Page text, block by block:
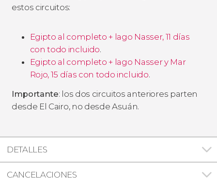
estos circuitos:
Egipto al completo + lago Nasser, 11 días
con todo incluido.
Egipto al completo + lago Nasser y Mar
Rojo, 15 días con todo incluido.
Importante: los dos circuitos anteriores parten
desde El Cairo, no desde Asuán.
DETALLES
CANCELACIONES